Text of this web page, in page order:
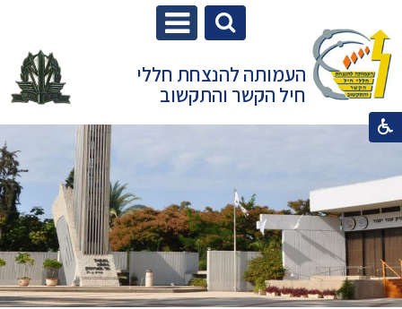
העמותה להנצחת חללי
חיל הקשר והתקשוב